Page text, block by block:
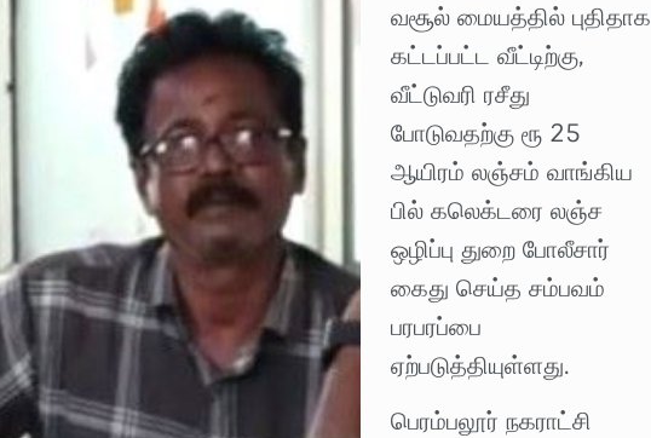
வசூல் மையத்தில் புதிதாக
கட்டப்பட்ட வீட்டிற்கு,
வீட்டுவரி ரசீது
போடுவதற்கு ரூ 25
ஆயிரம் லஞ்சம் வாங்கிய
பில் கலெக்டரை லஞ்ச
ஒழிப்பு துறை போலீசார்
கைது செய்த சம்பவம்
பரபரப்பை
ஏற்படுத்தியுள்ளது.
பெரம்பலூர் நகராட்சி